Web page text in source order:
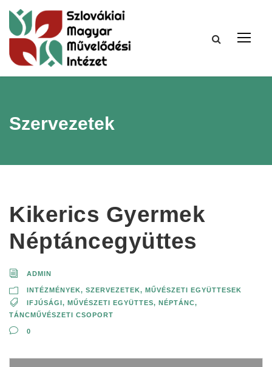
Szervezetek
Kikerics Gyermek
Néptáncegyüttes
ADMIN
INTÉZMÉNYEK, SZERVEZETEK, MŰVÉSZETI EGYÜTTESEK
IFJÚSÁGI, MŰVÉSZETI EGYÜTTES, NÉPTÁNC,
TÁNCMŰVÉSZETI CSOPORT
0